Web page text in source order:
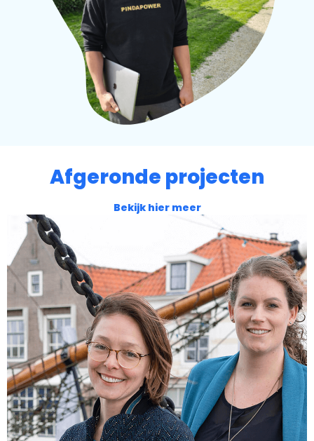
Afgeronde projecten
Bekijk hier meer